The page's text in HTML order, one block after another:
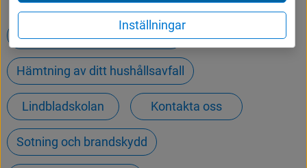
Öppettider på Tumbergs ÅVC
Hämtning av ditt hushållsavfall
Lindbladskolan Kontakta oss
Sotning och brandskydd
Inställningar